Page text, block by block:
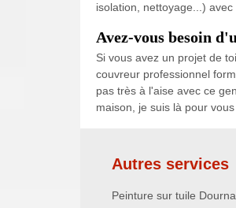
isolation, nettoyage...)
Avez-vous besoin
Si vous avez un projet de
couvreur professionnel
pas très à l'aise avec ce
maison, je suis là pour
Autres services
Peinture sur tuile